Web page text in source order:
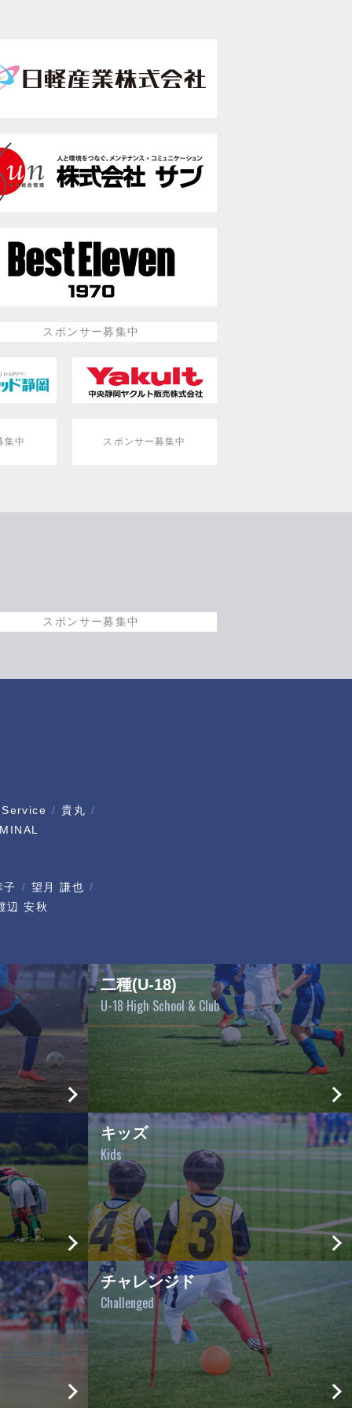
スポンサー募集中
集中 スポンサー募集中
スポンサー募集中
貴丸
子
望月 謙也
辺 安秋
二種(U-18)
U-18 High School & Club
キッズ
Kids
チャレンジド
Challenged